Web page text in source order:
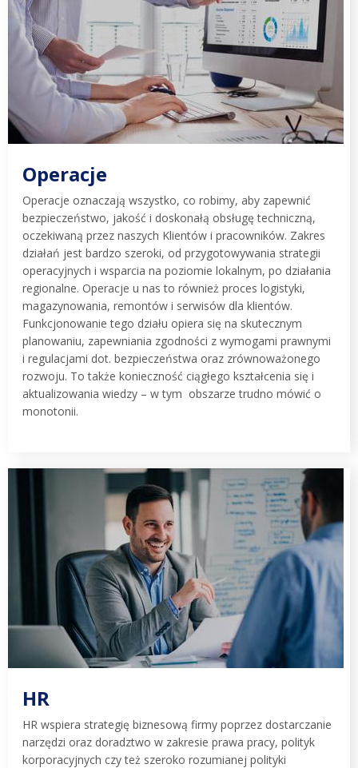
Operacje
Operacje oznaczają wszystko, co robimy, aby zapewnić
bezpieczeństwo, jakość i doskonałą obsługę techniczną,
oczekiwaną przez naszych Klientów i pracowników. Zakres
działań jest bardzo szeroki, od przygotowywania strategii
operacyjnych i wsparcia na poziomie lokalnym, po działania
regionalne. Operacje u nas to również proces logistyki,
magazynowania, remontów i serwisów dla klientów.
Funkcjonowanie tego działu opiera się na skutecznym
planowaniu, zapewniania zgodności z wymogami prawnymi
i regulacjami dot. bezpieczeństwa oraz zrównoważonego
rozwoju. To także konieczność ciągłego kształcenia się i
aktualizowania wiedzy – w tym obszarze trudno mówić o
monotonii.
HR
HR wspiera strategię biznesową firmy poprzez dostarczanie
narzędzi oraz doradztwo w zakresie prawa pracy, polityk
korporacyjnych czy też szeroko rozumianej polityki